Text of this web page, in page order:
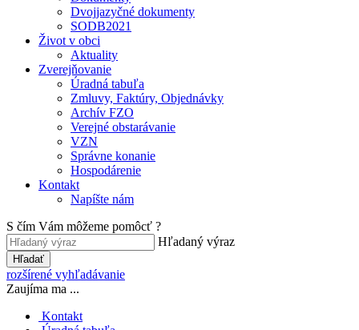
Dvojjazyčné dokumenty
SODB2021
Život v obci
Aktuality
Zverejňovanie
Úradná tabuľa
Zmluvy, Faktúry, Objednávky
Archív FZO
Verejné obstarávanie
VZN
Správne konanie
Hospodárenie
Kontakt
Napíšte nám
S čím Vám môžeme pomôcť ?
Hľadaný výraz
Hľadať
rozšírené vyhľadávanie
Zaujíma ma ...
Kontakt